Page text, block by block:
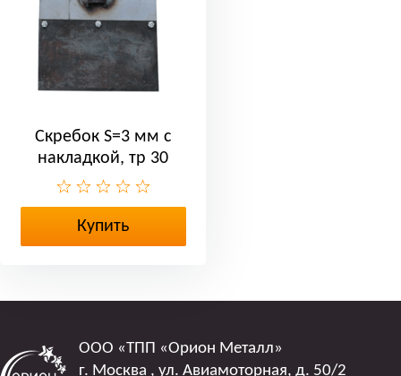
Скребок S=3 мм с
накладкой, тр 30
Купить
ООО «ТПП «Орион Металл»
г. Москва , ул. Авиамоторная, д. 50/2